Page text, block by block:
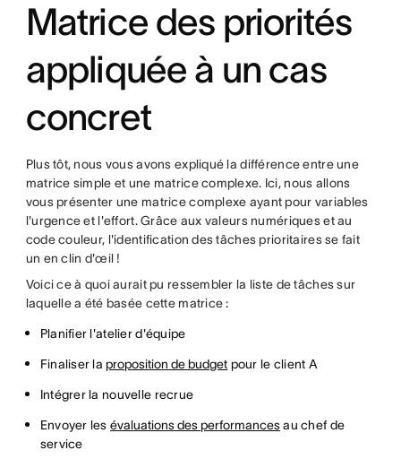
Matrice des priorités
appliquée à un cas
concret
Plus tôt, nous vous avons expliqué la différence entre une
matrice simple et une matrice complexe. Ici, nous allons
vous présenter une matrice complexe ayant pour variables
l'urgence et l'effort. Grâce aux valeurs numériques et au
code couleur, l'identification des tâches prioritaires se fait
un en clin d'œil !
Voici ce à quoi aurait pu ressembler la liste de tâches sur
laquelle a été basée cette matrice :
Planifier l'atelier d'équipe
Finaliser laproposition de budget pour le client A
Intégrer la nouvelle recrue
Envoyer lesévaluations des performancesau chef de
service